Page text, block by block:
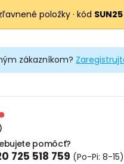
položky · kód SUN25
zákazníkom?
pomôcť?
725 518 759 (Po-Pi: 8-15)